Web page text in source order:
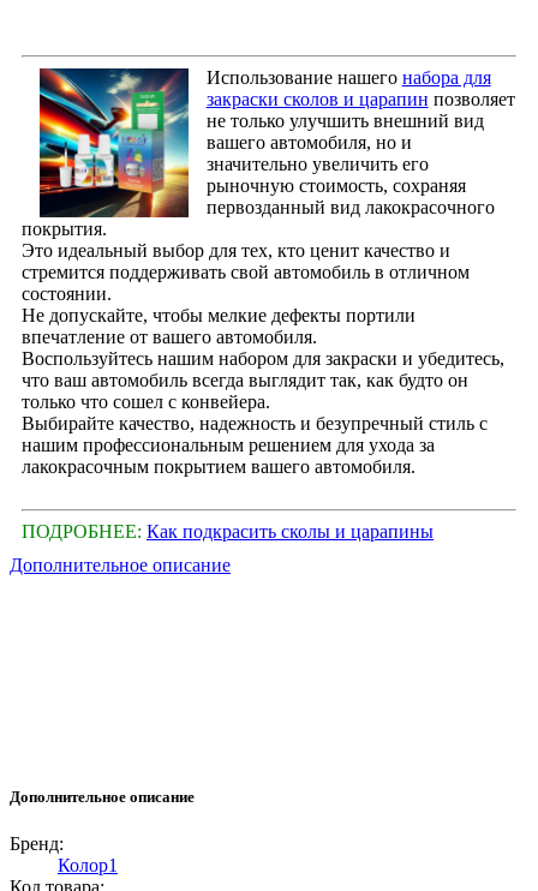
Использование нашего набора для
закраски сколов и царапин позволяет
не только улучшить внешний вид
вашего автомобиля, но и
значительно увеличить его
рыночную стоимость, сохраняя
первозданный вид лакокрасочного
покрытия.
Это идеальный выбор для тех, кто ценит качество и
стремится поддерживать свой автомобиль в отличном
состоянии.
Не допускайте, чтобы мелкие дефекты портили
впечатление от вашего автомобиля.
Воспользуйтесь нашим набором для закраски и убедитесь,
что ваш автомобиль всегда выглядит так, как будто он
только что сошел с конвейера.
Выбирайте качество, надежность и безупречный стиль с
нашим профессиональным решением для ухода за
лакокрасочным покрытием вашего автомобиля.
ПОДРОБНЕЕ: Как подкрасить сколы и царапины
Дополнительное описание
Дополнительное описание
Бренд:
Колор1